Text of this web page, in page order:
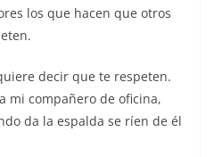
los que hacen que otros
decir que te respeten.
mi compañero de oficina,
da la espalda se ríen de él